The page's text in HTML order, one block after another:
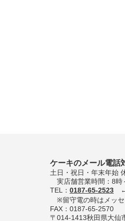
ケーキのメール電話
土日・祝日・年末年始
実店舗営業時間：8時
TEL： 0187-65-2523 ←
※留守電の時はメッセ
FAX：0187-65-2570
〒014-1413秋田県大